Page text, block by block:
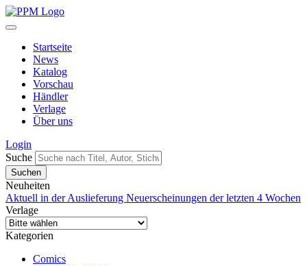
Startseite
News
Katalog
Vorschau
Händler
Verlage
Über uns
Login
Suche
Neuheiten
Aktuell in der Auslieferung Neuerscheinungen der letzten 4 Wochen
Verlage
Kategorien
Comics